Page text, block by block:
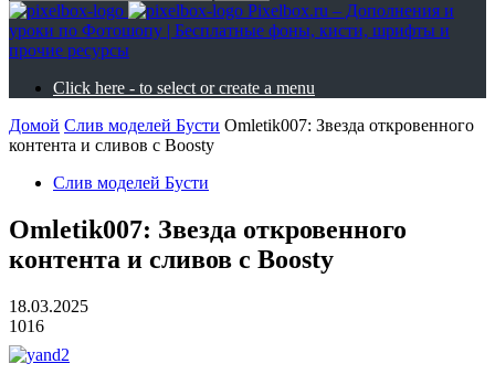
Pixelbox.ru – Дополнения и
уроки по Фотошопу | Бесплатные фоны, кисти, шрифты и
прочие ресурсы
Click here - to select or create a menu
Домой Слив моделей Бусти Omletik007: Звезда откровенного
контента и сливов с Boosty
Слив моделей Бусти
Omletik007: Звезда откровенного
контента и сливов с Boosty
18.03.2025
1016